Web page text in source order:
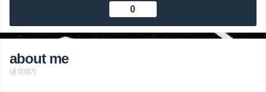
0
about me
내 이야기